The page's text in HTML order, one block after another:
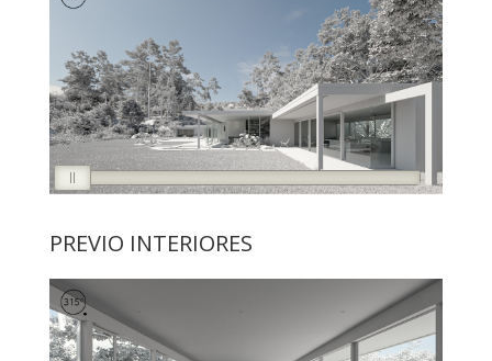
PREVIO INTERIORES